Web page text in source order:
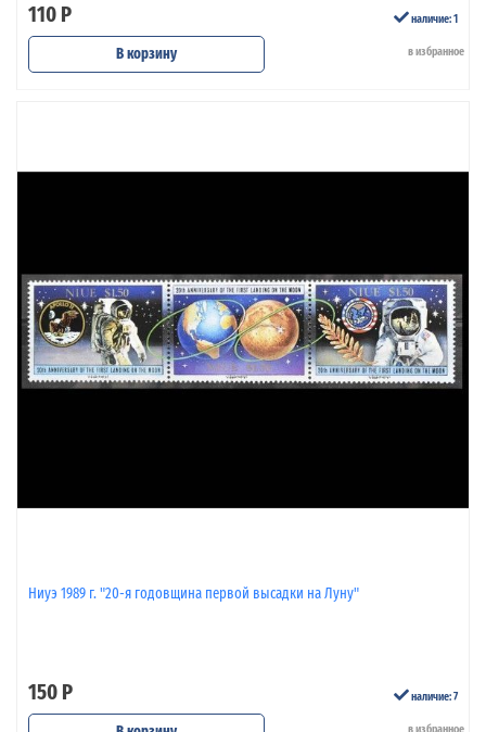
110 Р наличие: 1
В корзину в избранное
Ниуэ 1989 г. "20-я годовщина первой высадки на Луну"
150 Р наличие: 7
в избранное